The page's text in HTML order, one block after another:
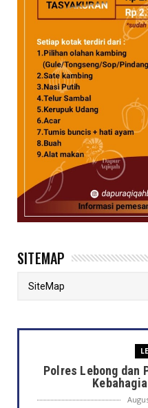
SITEMAP
Polres Lebong dan